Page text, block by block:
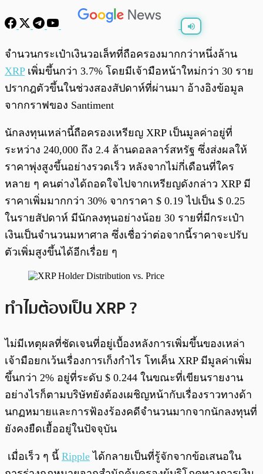
0:00 /0:00
จำนวนกระเป๋าเงินวอเล็ทที่ถือครองมากกว่าหนึ่งล้าน
XRPเพิ่มขึ้นกว่า 3.7% โดยมีเจ้ามือหน้าใหม่กว่า 30 ราย
ปรากฎตัวขึ้นในช่วงสองสัปดาห์ที่ผ่านมา อ้างอิงข้อมูล
จากกราฟของ Santiment
นักลงทุนเหล่านี้ถือครองเหรียญ XRP เป็นมูลค่าอยู่ที่
ระหว่าง 240,000 ถึง 2.4 ล้านดอลลาร์สหรัฐ ซึ่งส่งผลให้
ราคาพุ่งสูงขึ้นอย่างรวดเร็ว หลังจากไม่กี่เดือนที่ใคร
หลาย ๆ คนต่างได้ถอดใจไปจากเหรียญดังกล่าว XRP มี
ราคาเพิ่มมากกว่า 30% จากราคา $ 0.19 ไปเป็น $ 0.25
ในรายสัปดาห์ มีนักลงทุนอย่างน้อย 30 รายที่มีกระเป๋า
เงินเป็นจำนวนมหาศาล ซึ่งเชื่อว่าต่อจากนี้ราคาจะปรับ
ตัวเพิ่มสูงขึ้นได้อีกเรื่อย ๆ
ทำไมต้องเป็น XRP ?
ไม่มีเหตุผลที่ชัดเจนที่อยู่เบื้องหลังการเพิ่มขึ้นของเหล่า
เจ้ามือยกเว้นเรื่องการเก็งกำไร โทเค็น XRP มีมูลค่าเพิ่ม
ขึ้นกว่า 2% อยู่ที่ระดับ $ 0.244 ในขณะที่เขียนรายงาน
อย่างไรก็ตามบริษัทยังต้องเผชิญหน้ากับเรื่องราวทางด้า
นกฏหมายและการฟ้องร้องคดีจำนวนมากจากนักลงทุนที่
ยังคงยืดเยื้ออยู่ในปัจจุบัน
เมื่อเร็ว ๆ นี้ Ripple ได้กลายเป็นที่รู้จักจากข้อเสนอใน